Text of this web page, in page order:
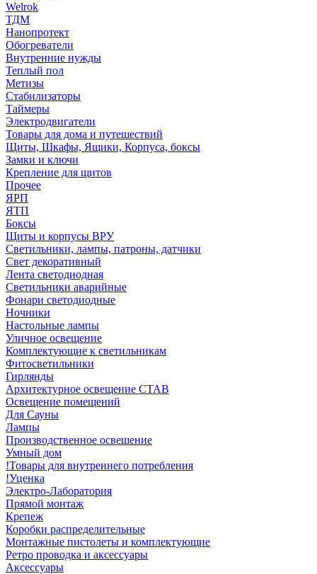
Welrok
ТДМ
Нанопротект
Обогреватели
Внутренние нужды
Теплый пол
Метизы
Стабилизаторы
Таймеры
Электродвигатели
Товары для дома и путешествий
Щиты, Шкафы, Ящики, Корпуса, боксы
Замки и ключи
Крепление для щитов
Прочее
ЯРП
ЯТП
Боксы
Щиты и корпусы ВРУ
Светильники, лампы, патроны, датчики
Свет декоративный
Лента светодиодная
Светильники аварийные
Фонари светодиодные
Ночники
Настольные лампы
Уличное освещение
Комплектующие к светильникам
Фитосветильники
Гирлянды
Архитектурное освещение СТАВ
Освещение помещений
Для Сауны
Лампы
Производственное освешение
Умный дом
!Товары для внутреннего потребления
!Уценка
Электро-Лаборатория
Прямой монтаж
Крепеж
Коробки распределительные
Монтажные пистолеты и комплектующие
Ретро проводка и аксессуары
Аксессуары